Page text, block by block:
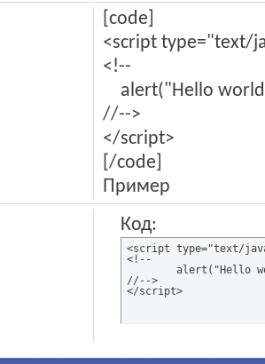
[code]
<script type="text/
<!--
alert("Hello
//-->
</script>
[/code]
Пример
Код:
<script type="text/
<!--
//-->
</script>